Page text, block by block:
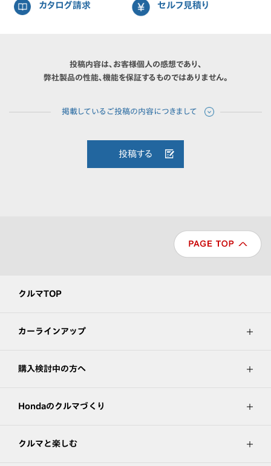
カタログ請求 セルフ見積り
投稿内容は、お客様個人の感想であり、
弊社製品の性能、機能を保証するものではありません。
投稿する
クルマTOP
カーラインアップ
購入検討中の方へ
Hondaのクルマづくり
クルマと楽しむ